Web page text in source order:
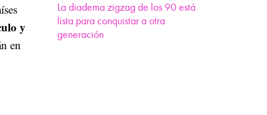
La diadema zigzag de los 90 está
lista para conquistar a otra
generación
y
en